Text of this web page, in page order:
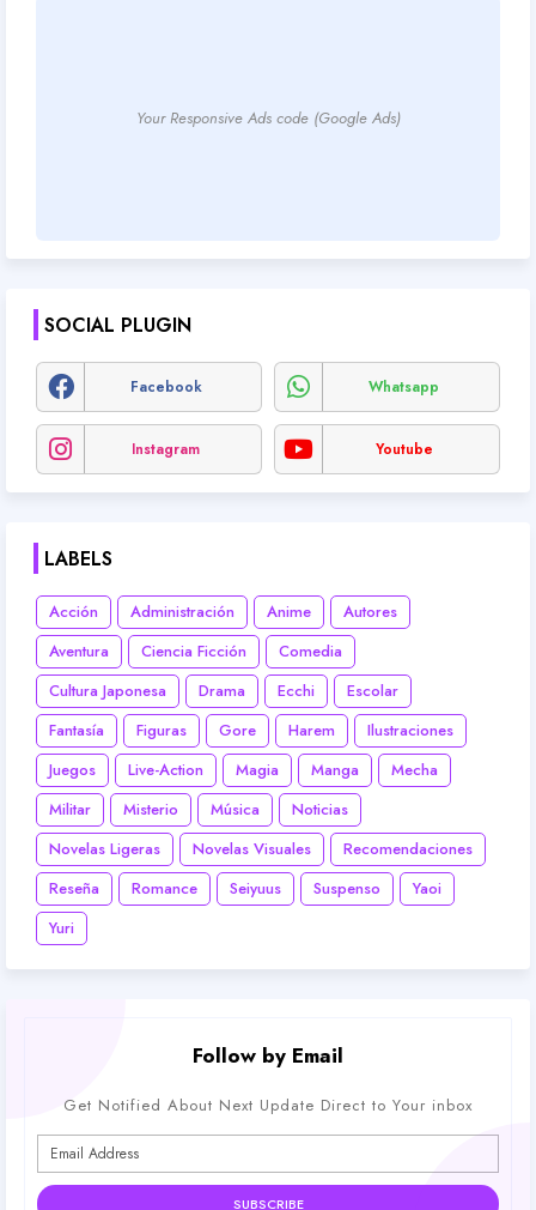
Your Responsive Ads code (Google Ads)
SOCIAL PLUGIN
Facebook Whatsapp
Instagram Youtube
LABELS
Acción Administración Anime
Autores
Aventura
Ciencia Ficción
Comedia
Cultura Japonesa
Drama Ecchi
Escolar
Fantasía
Figuras Gore Harem
Ilustraciones
Juegos
Live-Action Magia Manga
Mecha
Militar
Misterio Música
Noticias
Novelas Ligeras
Novelas Visuales
Recomendaciones
Reseña
Romance Seiyuus Suspenso
Yaoi
Yuri
Follow by Email
Get Notified About Next Update Direct to Your inbox